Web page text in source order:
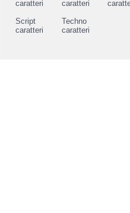
caratteri caratteri
Script
caratteri
Techno
caratteri